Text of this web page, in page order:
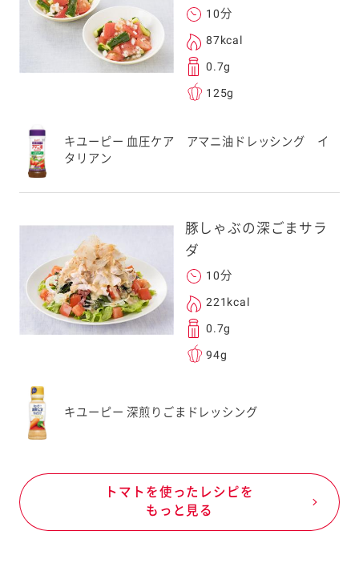
します。
レスは、本サービ
。当社はこの情報
ことはございませ
10分
87kcal
0.7g
125g
キユーピー 血圧ケア アマニ油ドレッシング イ
タリアン
豚しゃぶの深ごまサラ
ダ
10分
221kcal
0.7g
94g
キユーピー 深煎りごまドレッシング
トマトを使ったレシピを
もっと見る